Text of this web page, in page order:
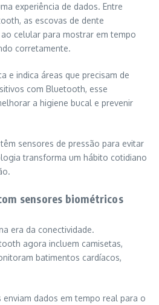
experiência de dados. Entre
as escovas de dente
celular para mostrar em tempo
corretamente.
e indica áreas que precisam de
com Bluetooth, esse
a higiene bucal e prevenir
sensores de pressão para evitar
transforma um hábito cotidiano
sensores biométricos
era da conectividade.
agora incluem camisetas,
batimentos cardíacos,
enviam dados em tempo real para o